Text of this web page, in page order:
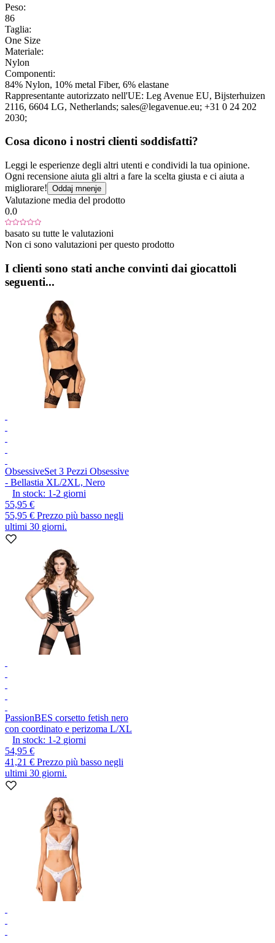
Peso:
86
Taglia:
One Size
Materiale:
Nylon
Componenti:
84% Nylon, 10% metal Fiber, 6% elastane
Rappresentante autorizzato nell'UE: Leg Avenue EU, Bijsterhuizen
2116, 6604 LG, Netherlands; sales@legavenue.eu; +31 0 24 202
2030;
Cosa dicono i nostri clienti soddisfatti?
Leggi le esperienze degli altri utenti e condividi la tua opinione.
Ogni recensione aiuta gli altri a fare la scelta giusta e ci aiuta a
migliorare! Oddaj mnenje
Valutazione media del prodotto
0.0
basato su tutte le valutazioni
Non ci sono valutazioni per questo prodotto
I clienti sono stati anche convinti dai giocattoli
seguenti...
ObsessiveSet 3 Pezzi Obsessive
- Bellastia XL/2XL, Nero
In stock: 1-2 giorni
55,95 €
55,95 € Prezzo più basso negli
ultimi 30 giorni.
PassionBES corsetto fetish nero
con coordinato e perizoma L/XL
In stock: 1-2 giorni
54,95 €
41,21 € Prezzo più basso negli
ultimi 30 giorni.